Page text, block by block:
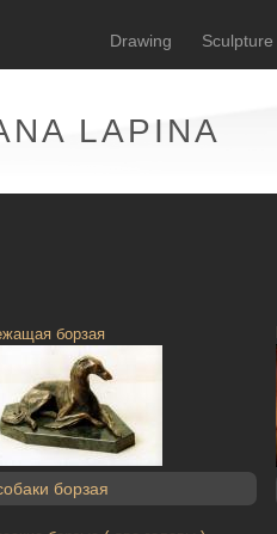
Drawing Sculpture
LAPINA
борзая
борзая